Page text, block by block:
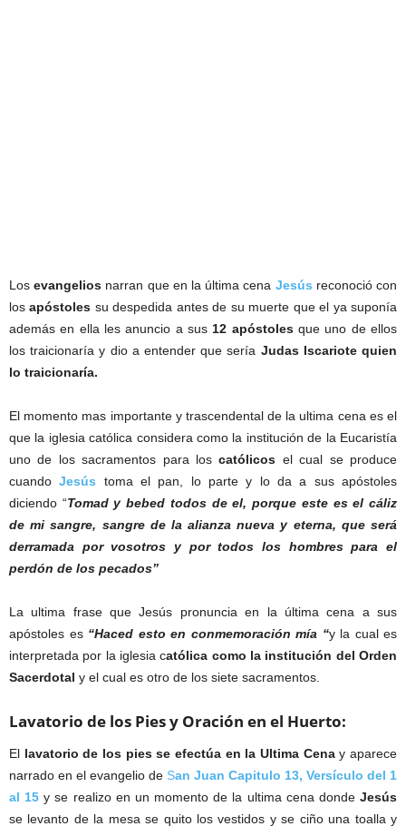
Losevangelios narran que en la última cena Jesús reconoció con
losapóstoles su despedida antes de su muerte que el ya suponía
además en ella les anuncio a sus 12 apóstolesque uno de ellos
los traicionaría y dio a entender que sería Judas Iscariote quien
lo traicionaría.
El momento mas importante y trascendental de la ultima cena es el
que la iglesia católica considera como la institución de la Eucaristía
uno de los sacramentos para loscatólicos el cual se produce
cuandoJesús toma el pan, lo parte y lo da a sus apóstoles
diciendo “Tomad y bebed todos de el, porque este es el cáliz
de mi sangre, sangre de la alianza nueva y eterna, que será
derramada por vosotros y por todos los hombres para el
perdón de los pecados”
La ultima frase que Jesús pronuncia en la última cena a sus
apóstoles es “Haced esto en conmemoración mía “y la cual es
interpretada por la iglesia católica como la institución del Orden
Sacerdotal y el cual es otro de los siete sacramentos.
Lavatorio de los Pies y Oración en el Huerto:
El lavatorio de los pies se efectúa en la Ultima Cenay aparece
narrado en el evangelio de San Juan Capitulo 13, Versículo del 1
al 15 y se realizo en un momento de la ultima cena dondeJesús
se levanto de la mesa se quito los vestidos y se ciño una toalla y